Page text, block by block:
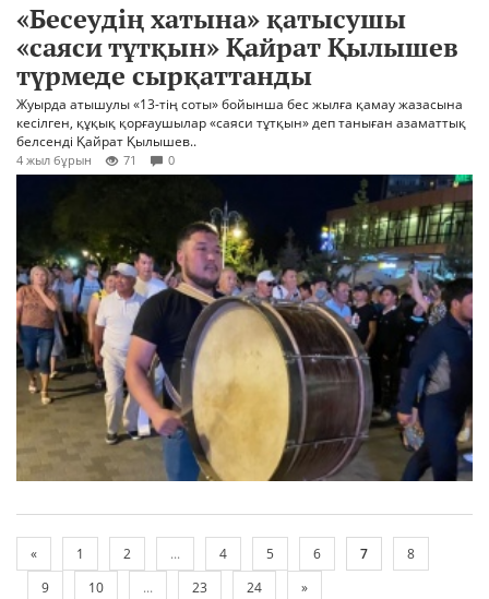
«Бесеудің хатына» қатысушы
«саяси тұтқын» Қайрат Қылышев
түрмеде сырқаттанды
Жуырда атышулы «13-тің соты» бойынша бес жылға қамау жазасына
кесілген, құқық қорғаушылар «саяси тұтқын» деп таныған азаматтық
белсенді Қайрат Қылышев..
4 жыл бұрын 71 0
« 1 2 ... 4 5 6 7
8
9
10 ... 23 24 »